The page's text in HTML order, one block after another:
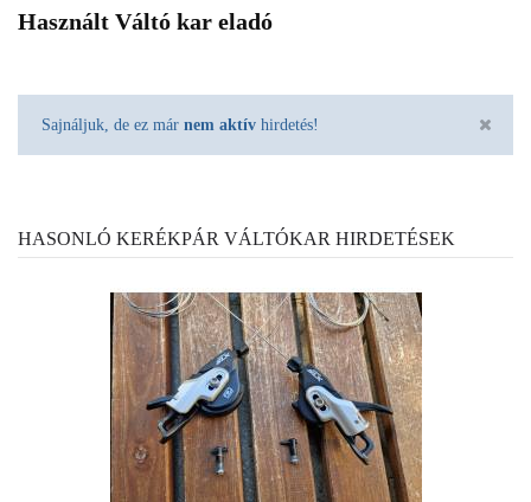
Használt Váltó kar eladó
Sajnáljuk, de ez már nem aktív hirdetés!
HASONLÓ KERÉKPÁR VÁLTÓKAR HIRDETÉSEK